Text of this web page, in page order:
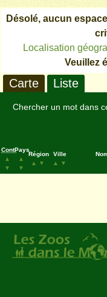
Désolé, aucun
Localisation
Veuillez
Carte Liste
Chercher un mot dans
Cont.
▲
▼
Pays
▲
▼
Région
▲
▼
Ville
▲
▼